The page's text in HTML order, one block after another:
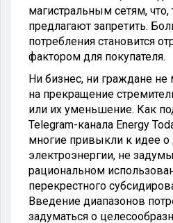
магистральным сетям,
предлагают запретить.
потребления становится
фактором для покупателя.
Ни бизнес, ни граждане не
на прекращение
или их уменьшение. Как
Telegram-канала Energy
многие привыкли к идее о
электроэнергии, не
рациональном
перекрестного
Введение диапазонов
задуматься о